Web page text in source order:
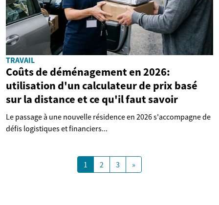
TRAVAIL
Coûts de déménagement en 2026:
utilisation d'un calculateur de prix basé
sur la distance et ce qu'il faut savoir
Le passage à une nouvelle résidence en 2026 s'accompagne de
défis logistiques et financiers...
1 2 3 »